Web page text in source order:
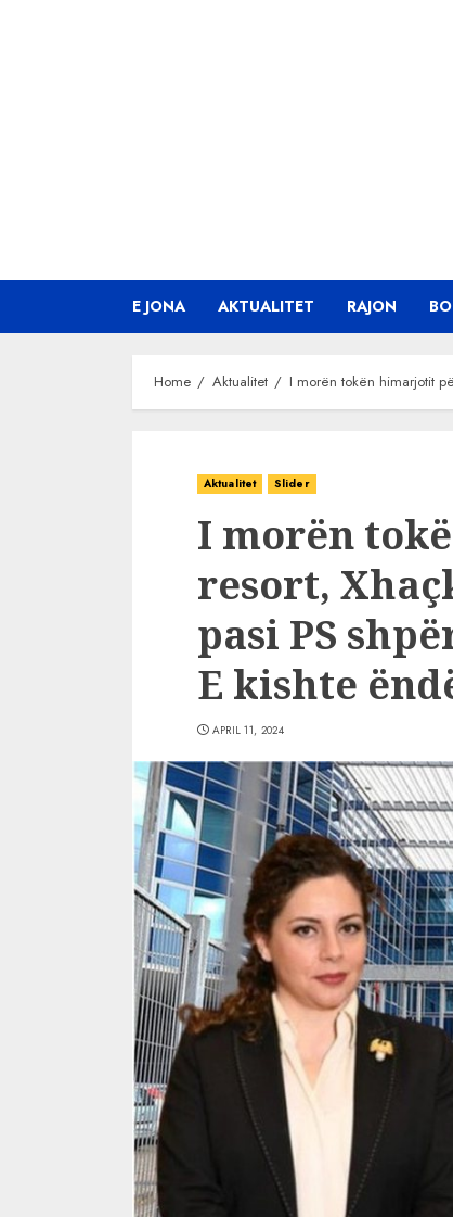
E JONA AKTUALITET RAJON
Home Aktualitet I morën tokën himarjotit
Aktualitet Slider
I morën
resort,
pasi PS
E kishte
APRIL 11, 2024